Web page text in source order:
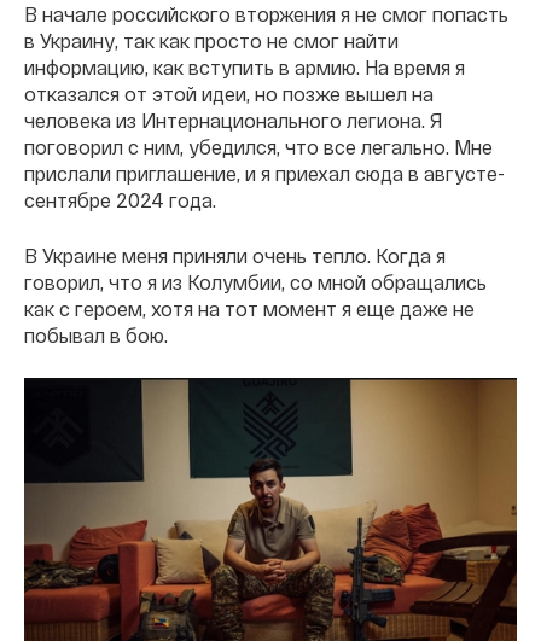
В начале российского вторжения я не смог попасть
в Украину, так как просто не смог найти
информацию, как вступить в армию. На время я
отказался от этой идеи, но позже вышел на
человека из Интернационального легиона. Я
поговорил с ним, убедился, что все легально. Мне
прислали приглашение, и я приехал сюда в августе-
сентябре 2024 года.
В Украине меня приняли очень тепло. Когда я
говорил, что я из Колумбии, со мной обращались
как с героем, хотя на тот момент я еще даже не
побывал в бою.